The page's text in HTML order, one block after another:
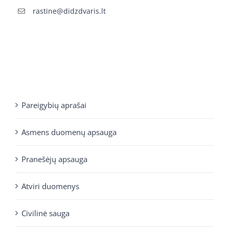
rastine@didzdvaris.lt
Pareigybių aprašai
Asmens duomenų apsauga
Pranešėjų apsauga
Atviri duomenys
Civilinė sauga